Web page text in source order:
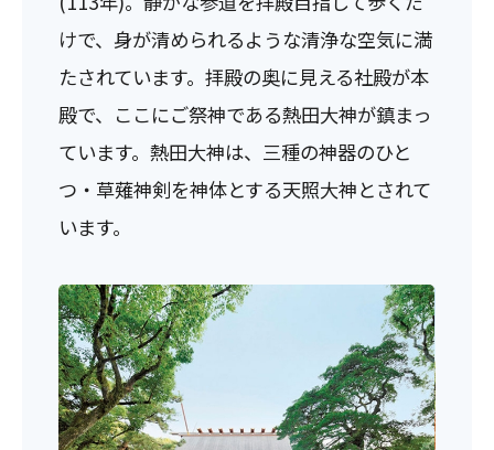
けで、身が清められるような清浄な空気に満
たされています。拝殿の奥に見える社殿が本
殿で、ここにご祭神である熱田大神が鎮まっ
ています。熱田大神は、三種の神器のひと
つ・草薙神剣を神体とする天照大神とされて
います。